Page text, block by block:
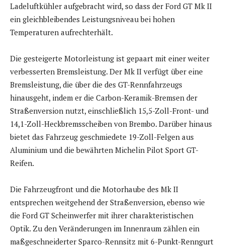
Ladeluftkühler aufgebracht wird, so dass der Ford GT Mk II
ein gleichbleibendes Leistungsniveau bei hohen
Temperaturen aufrechterhält.
Die gesteigerte Motorleistung ist gepaart mit einer weiter
verbesserten Bremsleistung. Der Mk II verfügt über eine
Bremsleistung, die über die des GT-Rennfahrzeugs
hinausgeht, indem er die Carbon-Keramik-Bremsen der
Straßenversion nutzt, einschließlich 15,5-Zoll-Front- und
14,1-Zoll-Heckbremsscheiben von Brembo. Darüber hinaus
bietet das Fahrzeug geschmiedete 19-Zoll-Felgen aus
Aluminium und die bewährten Michelin Pilot Sport GT-
Reifen.
Die Fahrzeugfront und die Motorhaube des Mk II
entsprechen weitgehend der Straßenversion, ebenso wie
die Ford GT Scheinwerfer mit ihrer charakteristischen
Optik. Zu den Veränderungen im Innenraum zählen ein
maßgeschneiderter Sparco-Rennsitz mit 6-Punkt-Renngurt